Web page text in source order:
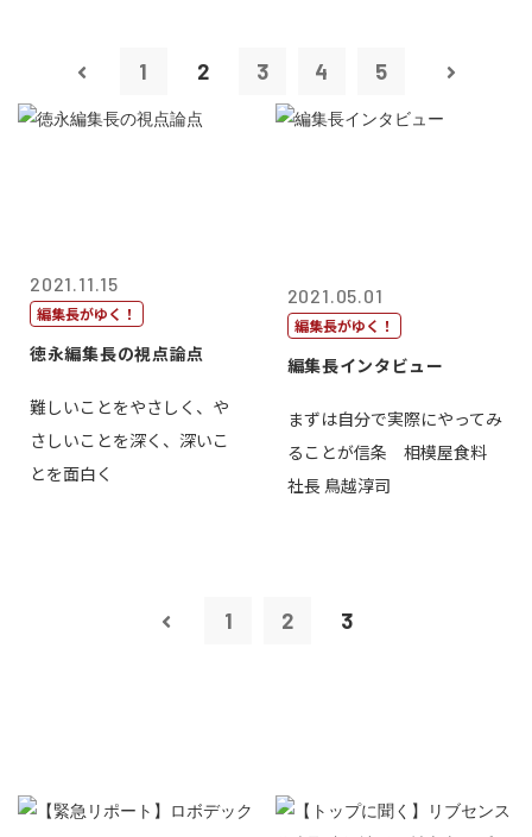
1 2 3 4 5
2021.11.15
編集長がゆく！
徳永編集長の視点論点
難しいことをやさしく、や
さしいことを深く、深いこ
とを面白く
2021.05.01
編集長がゆく！
編集長インタビュー
まずは自分で実際にやってみ
ることが信条 相模屋食料
社長 鳥越淳司
1 2 3